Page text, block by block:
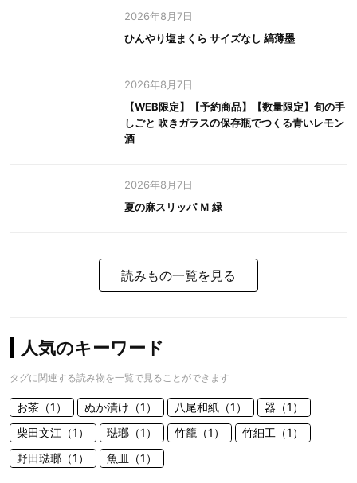
2026年8月7日
ひんやり塩まくら サイズなし 縞薄墨
2026年8月7日
【WEB限定】【予約商品】【数量限定】旬の手
しごと 吹きガラスの保存瓶でつくる青いレモン
酒
2026年8月7日
夏の麻スリッパ Ｍ 緑
読みもの一覧を見る
人気のキーワード
タグに関連する読み物を一覧で見ることができます
お茶（1） ぬか漬け（1） 八尾和紙（1）
器（1）
柴田文江（1）
琺瑯（1） 竹籠（1）
竹細工（1）
野田琺瑯（1）
魚皿（1）